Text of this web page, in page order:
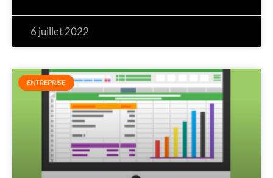
6 juillet 2022
ENTREPRISE